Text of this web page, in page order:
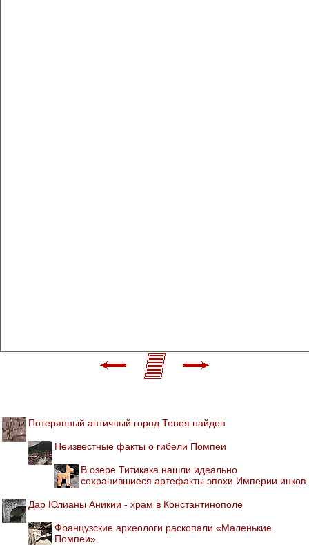
Потерянный античный город Тенея найден
Неизвестные факты о гибели Помпеи
В озере Титикака нашли идеально
сохранившиеся артефакты эпохи Империи инков
Дар Юлианы Аникии - храм в Константинополе
Французские археологи раскопали «Маленькие
Помпеи»